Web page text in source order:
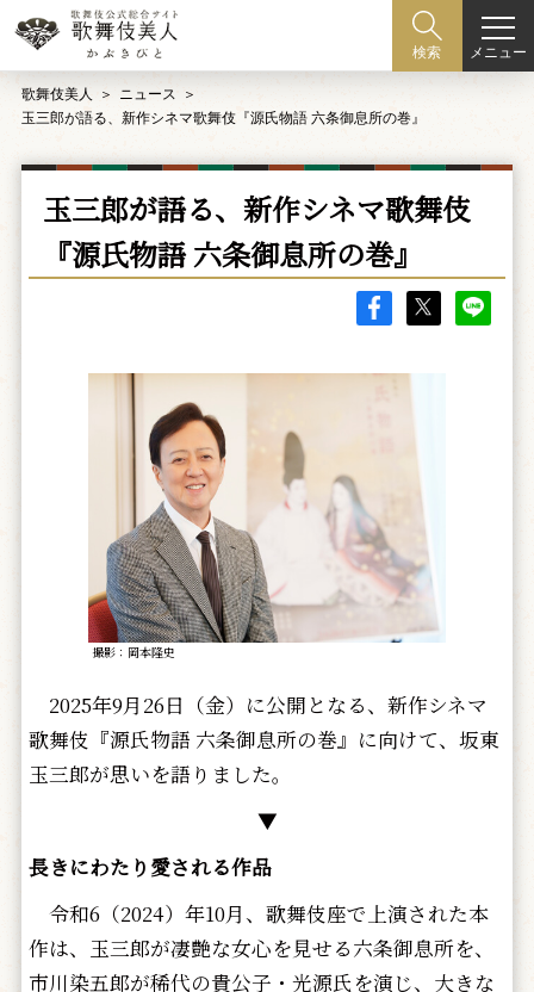
検索 メニュー
歌舞伎美人
ニュース
玉三郎が語る、新作シネマ歌舞伎『源氏物語 六条御息所の巻』
玉三郎が語る、新作シネマ歌舞伎
『源氏物語 六条御息所の巻』
撮影：岡本隆史
2025年9月26日（金）に公開となる、新作シネマ
歌舞伎『源氏物語 六条御息所の巻』に向けて、坂東
玉三郎が思いを語りました。
▼
長きにわたり愛される作品
令和6（2024）年10月、歌舞伎座で上演された本
作は、玉三郎が凄艶な女心を見せる六条御息所を、
市川染五郎が稀代の貴公子・光源氏を演じ、大きな